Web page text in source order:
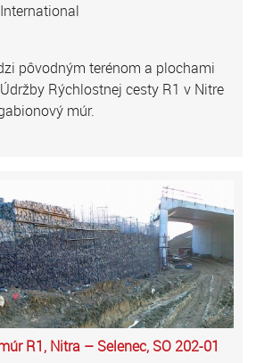
pôvodným terénom a plochami
Rýchlostnej cesty R1 v Nitre
múr.
R1, Nitra – Selenec, SO 202-01